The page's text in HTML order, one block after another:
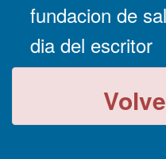
fundacion de
dia del escritor